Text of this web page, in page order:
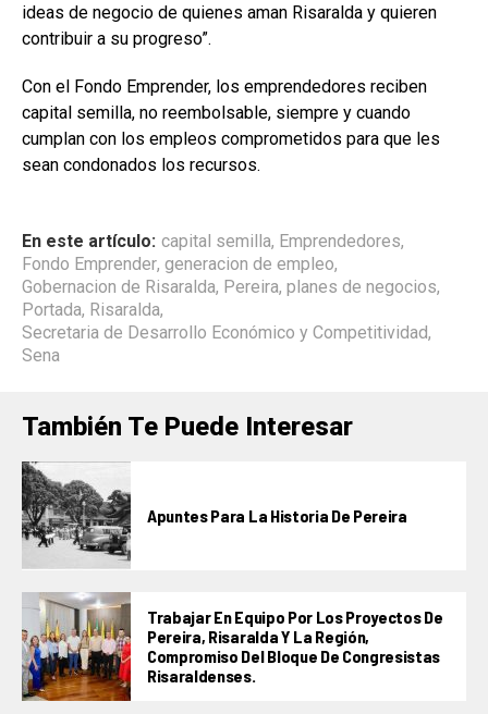
ideas de negocio de quienes aman Risaralda y quieren
contribuir a su progreso”.
Con el Fondo Emprender, los emprendedores reciben
capital semilla, no reembolsable, siempre y cuando
cumplan con los empleos comprometidos para que les
sean condonados los recursos.
En este artículo: capital semilla, Emprendedores,
Fondo Emprender, generacion de empleo,
Gobernacion de Risaralda, Pereira, planes de negocios,
Portada, Risaralda,
Secretaria de Desarrollo Económico y Competitividad,
Sena
También Te Puede Interesar
Apuntes Para La Historia De Pereira
Trabajar En Equipo Por Los Proyectos De
Pereira, Risaralda Y La Región,
Compromiso Del Bloque De Congresistas
Risaraldenses.